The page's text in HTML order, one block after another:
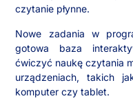
czytanie płynne.
Nowe zadania w
gotowa baza
ćwiczyć naukę czytania
urządzeniach, takich
komputer czy tablet.